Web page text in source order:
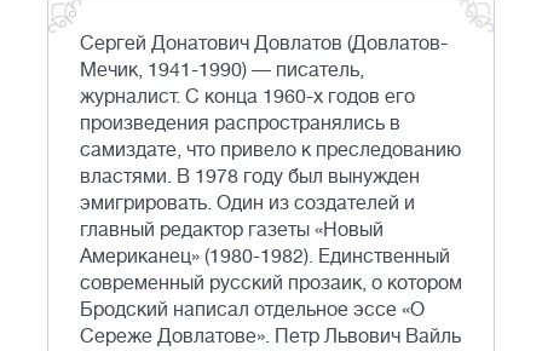
Сергей Донатович Довлатов (Довлатов-
Мечик, 1941-1990) — писатель,
журналист. С конца 1960-х годов его
произведения распространялись в
самиздате, что привело к преследованию
властями. В 1978 году был вынужден
эмигрировать. Один из создателей и
главный редактор газеты «Новый
Американец» (1980-1982). Единственный
современный русский прозаик, о котором
Бродский написал отдельное эссе «О
Сереже Довлатове». Петр Львович Вайль